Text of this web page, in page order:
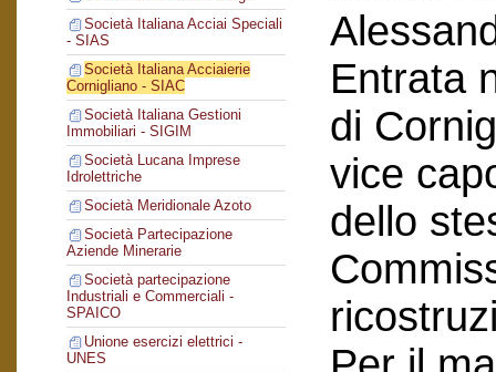
Società Italiana Acciai Speciali
- SIAS
Società Italiana Acciaierie
Cornigliano - SIAC
Società Italiana Gestioni
Immobiliari - SIGIM
Società Lucana Imprese
Idrolettriche
Società Meridionale Azoto
Società Partecipazione
Aziende Minerarie
Società partecipazione
Industriali e Commerciali -
SPAICO
Unione esercizi elettrici -
UNES
Entrata
di
vice
dello